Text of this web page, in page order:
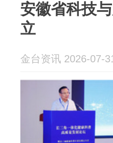
安徽省科技
立
金台资讯 2026-07-